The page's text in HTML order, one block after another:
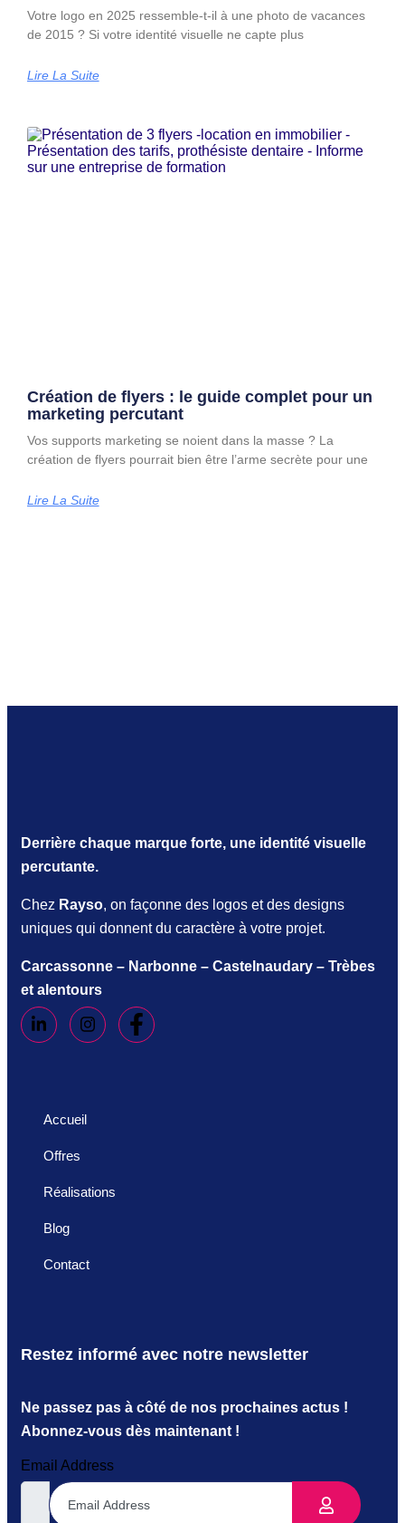
Votre logo en 2025 ressemble-t-il à une photo de vacances
de 2015 ? Si votre identité visuelle ne capte plus
Lire La Suite
Création de flyers : le guide complet pour un
marketing percutant
Vos supports marketing se noient dans la masse ? La
création de flyers pourrait bien être l’arme secrète pour une
Lire La Suite
Derrière chaque marque forte, une identité visuelle
percutante.
Chez Rayso, on façonne des logos et des designs
uniques qui donnent du caractère à votre projet.
Carcassonne – Narbonne – Castelnaudary – Trèbes
et alentours
Accueil
Offres
Réalisations
Blog
Contact
Restez informé avec notre newsletter
Ne passez pas à côté de nos prochaines actus !
Abonnez-vous dès maintenant !
Email Address